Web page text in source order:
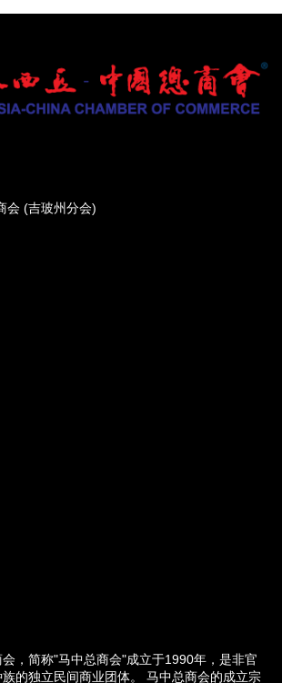
会 (吉玻州分会)
，简称"马中总商会"成立于1990年，是非官
的独立民间商业团体。 马中总商会的成立宗